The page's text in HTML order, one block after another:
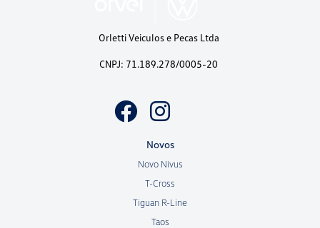
Orletti Veiculos e Pecas Ltda
CNPJ: 71.189.278/0005-20
Novos
Novo Nivus
T-Cross
Tiguan R-Line
Taos